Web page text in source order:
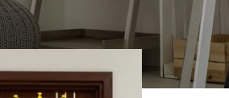
Rẻ
Báo giá
Tin tức